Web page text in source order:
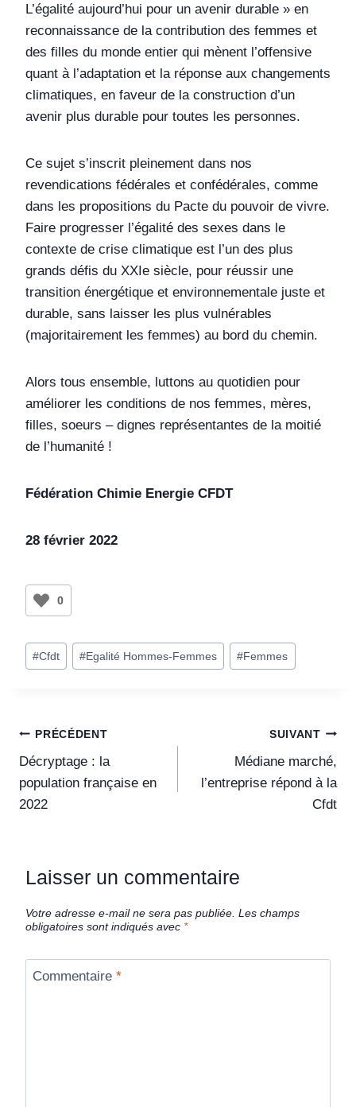
L’égalité aujourd’hui pour un avenir durable » en
reconnaissance de la contribution des femmes et
des filles du monde entier qui mènent l’offensive
quant à l’adaptation et la réponse aux changements
climatiques, en faveur de la construction d’un
avenir plus durable pour toutes les personnes.
Ce sujet s’inscrit pleinement dans nos
revendications fédérales et confédérales, comme
dans les propositions du Pacte du pouvoir de vivre.
Faire progresser l’égalité des sexes dans le
contexte de crise climatique est l’un des plus
grands défis du XXIe siècle, pour réussir une
transition énergétique et environnementale juste et
durable, sans laisser les plus vulnérables
(majoritairement les femmes) au bord du chemin.
Alors tous ensemble, luttons au quotidien pour
améliorer les conditions de nos femmes, mères,
filles, soeurs – dignes représentantes de la moitié
de l’humanité !
Fédération Chimie Energie CFDT
28 février 2022
0
#Cfdt #Egalité Hommes-Femmes #Femmes
PRÉCÉDENT
Décryptage : la
population française en
2022
SUIVANT
Médiane marché,
l’entreprise répond à la
Cfdt
Laisser un commentaire
Votre adresse e-mail ne sera pas publiée. Les champs
obligatoires sont indiqués avec *
Commentaire *